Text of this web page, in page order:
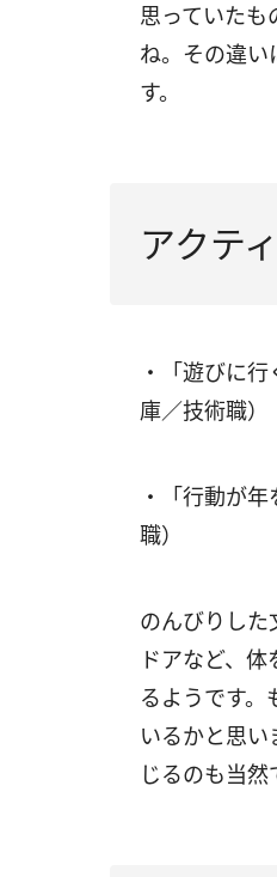
思っていたも
ね。その違い
す。
アクテ
・「遊びに
庫／技術職）
・「行動が
職）
のんびりした
ドアなど、
るようです
いるかと思
じるのも当然